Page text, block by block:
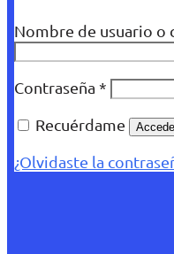
Nombre de usuario o
Contraseña *
Recuérdame
¿Olvidaste la